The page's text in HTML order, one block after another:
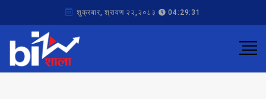
शुक्रबार, श्रावण २२,२०८३ 04:29:31